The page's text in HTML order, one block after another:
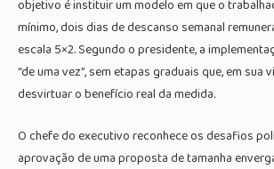
objetivo é instituir um modelo em que o
mínimo, dois dias de descanso semanal
escala 5×2. Segundo o presidente, a
“de uma vez”, sem etapas graduais que, em sua
desvirtuar o benefício real da medida.
O chefe do executivo reconhece os desafios
aprovação de uma proposta de tamanha